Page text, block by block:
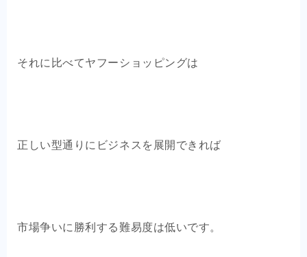
それに比べてヤフーショッピングは
正しい型通りにビジネスを展開できれば
市場争いに勝利する難易度は低いです。